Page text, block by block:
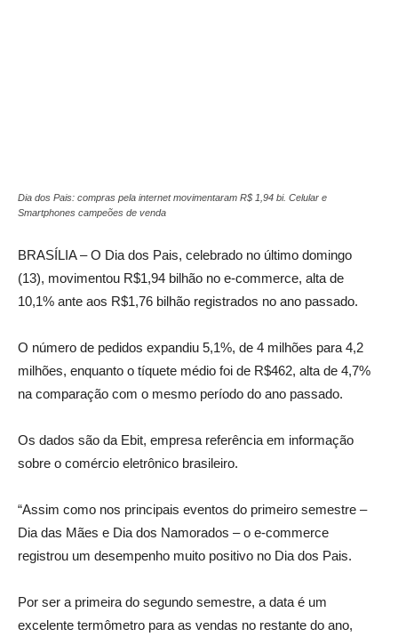
Dia dos Pais: compras pela internet movimentaram R$ 1,94 bi. Celular e
Smartphones campeões de venda
BRASÍLIA – O Dia dos Pais, celebrado no último domingo
(13), movimentou R$1,94 bilhão no e-commerce, alta de
10,1% ante aos R$1,76 bilhão registrados no ano passado.
O número de pedidos expandiu 5,1%, de 4 milhões para 4,2
milhões, enquanto o tíquete médio foi de R$462, alta de 4,7%
na comparação com o mesmo período do ano passado.
Os dados são da Ebit, empresa referência em informação
sobre o comércio eletrônico brasileiro.
“Assim como nos principais eventos do primeiro semestre –
Dia das Mães e Dia dos Namorados – o e-commerce
registrou um desempenho muito positivo no Dia dos Pais.
Por ser a primeira do segundo semestre, a data é um
excelente termômetro para as vendas no restante do ano,